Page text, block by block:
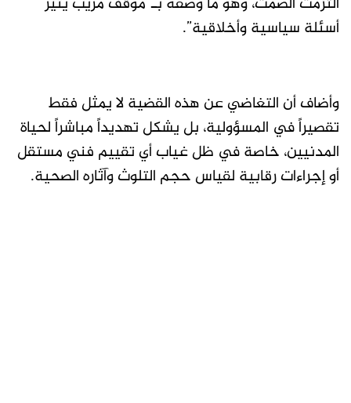
أسئلة سياسية وأخلاقية”.
وأضاف أن التغاضي عن هذه القضية لا يمثل فقط
تقصيراً في المسؤولية، بل يشكل تهديداً مباشراً لحياة
المدنيين، خاصة في ظل غياب أي تقييم فني مستقل
أو إجراءات رقابية لقياس حجم التلوث وآثاره الصحية.